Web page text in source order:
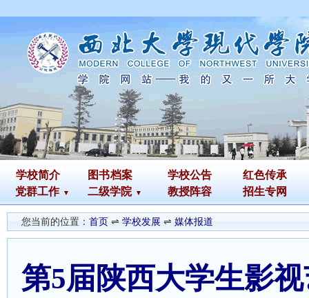
学校简介 图书档案 学校公告
红色传承
党群工作
二级学院 教授阵容 招生专网
您当前的位置： 首页 ⇌ 学校发展 ⇌ 媒体报道
第5届陕西大学生影